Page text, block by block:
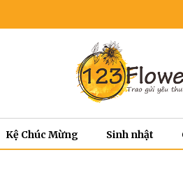
Kệ Chúc Mừng Sinh nhật